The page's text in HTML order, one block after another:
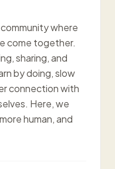
community where
come together.
sharing, and
by doing, slow
connection with
Here, we
human, and